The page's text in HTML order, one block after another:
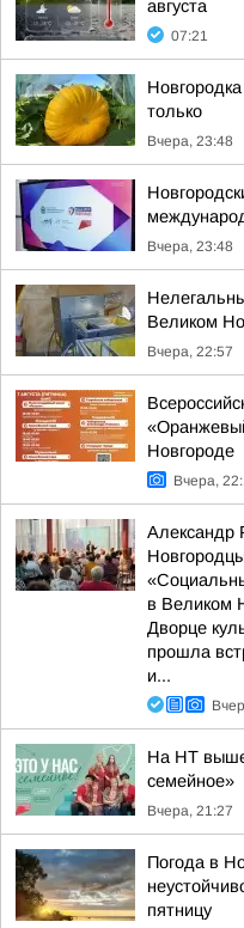
августа
07:21
только
Вчера, 23:48
Вчера, 23:48
Великом
Вчера, 22:57
Новгороде
Вчера,
Александр
в Великом
Дворце
прошла
и...
На НТ
семейное»
Вчера, 21:27
Погода в
пятницу